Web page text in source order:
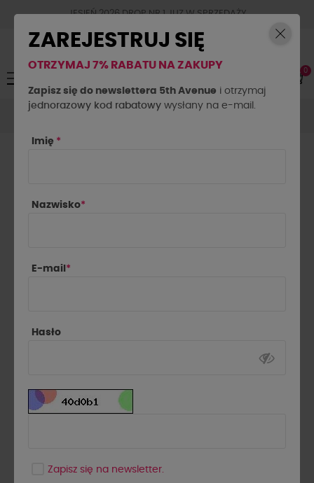
JESIEŃ 2026 DROP NR.1 JUZ W SPRZEDAŻY
Toggle
navigation
☰ 0
Komplety Komplety dresowe
Komplet masełkowy z
ZAREJESTRUJ SIĘ
OTRZYMAJ 7% RABATU NA ZAKUPY
Zapisz się do newslettera 5th Avenue i otrzymaj
jednorazowy kod rabatowy wysłany na e-mail.
Imię *
Nazwisko*
E-mail *
Hasło
Zapisz się na newsletter.